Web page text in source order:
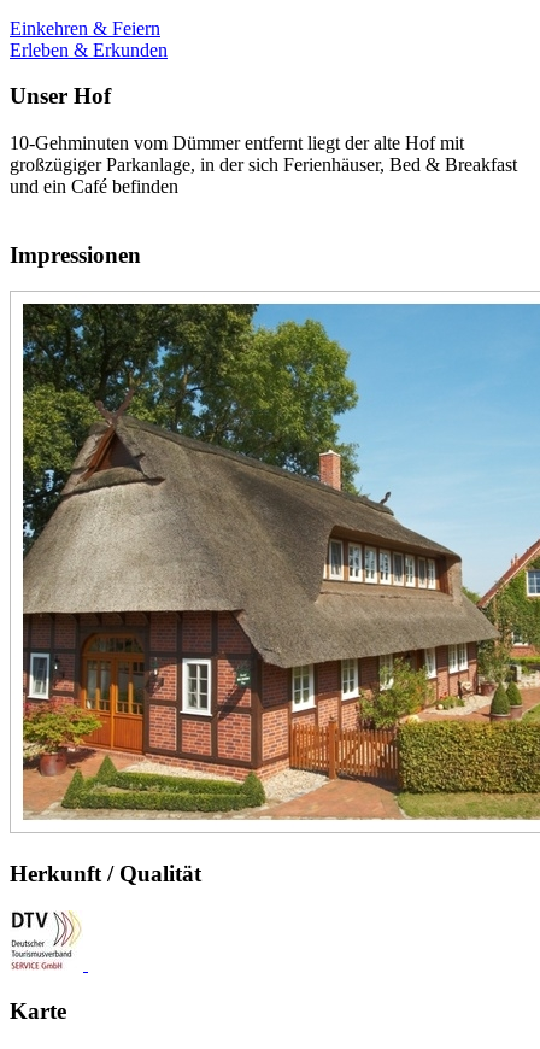
Einkehren & Feiern
Erleben & Erkunden
Unser Hof
10-Gehminuten vom Dümmer entfernt liegt der alte Hof mit
großzügiger Parkanlage, in der sich Ferienhäuser, Bed & Breakfast
und ein Café befinden
Impressionen
Herkunft / Qualität
Karte